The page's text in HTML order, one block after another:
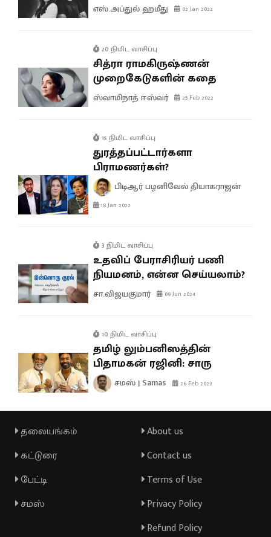
எஸ்.அப்துல் ஹமீது 02 Jan 2022
20 நிமிட வாசிப்பு
சித்ரா ராமகிருஷ்ணன்
முறைகேடுகளின் கதை
ஸ்வாமிநாத் ஈஸ்வர் 25 Feb 2022
15 நிமிட வாசிப்பு
துரத்தப்பட்டார்களா
பிராமணர்கள்?
பிடிஆர் பழனிவேல் தியாகராஜன்
18 Jan 2022
3 நிமிட வாசிப்பு
உதவிப் பேராசிரியர் பணி
நியமனம், என்ன செய்யலாம்?
சா.விஜயகுமார் 09 Jun 2024
10 நிமிட வாசிப்பு
தமிழ் லும்பனிஸத்தின்
பிதாமகன் ரஜினி: சாரு
சமஸ் | Samas 26 Feb 2023
தலையங்கம்
கட்டுரை
பேட்டி
சமஸ்
About us
Contact us
Terms of Use
Privacy Policy
Refund Policy